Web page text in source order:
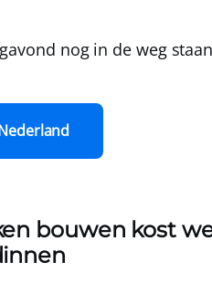
nog in de weg
bouwen kost